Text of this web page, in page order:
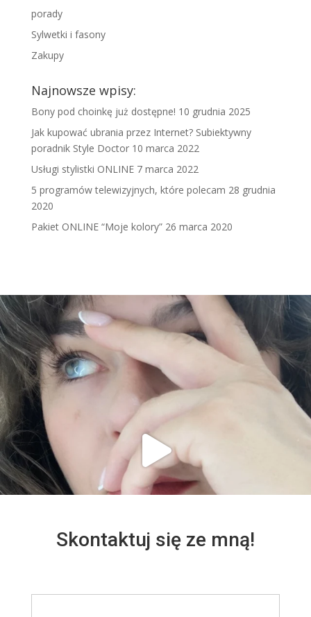
porady
Sylwetki i fasony
Zakupy
Najnowsze wpisy:
Bony pod choinkę już dostępne! 10 grudnia 2025
Jak kupować ubrania przez Internet? Subiektywny
poradnik Style Doctor 10 marca 2022
Usługi stylistki ONLINE 7 marca 2022
5 programów telewizyjnych, które polecam 28 grudnia
2020
Pakiet ONLINE “Moje kolory” 26 marca 2020
Skontaktuj się ze mną!